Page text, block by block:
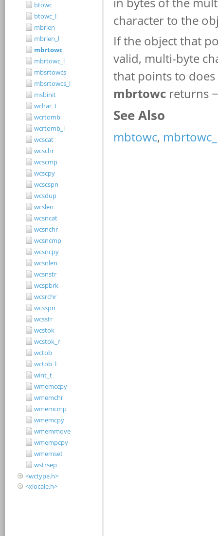
btowc
btowc_l
mbrlen
mbrlen_l
mbrtowc
mbrtowc_l
mbsrtowcs
mbsrtowcs_l
msbinit
wchar_t
wcrtomb
wcrtomb_l
wcscat
wcschr
wcscmp
wcscpy
wcscspn
wcsdup
wcslen
wcsncat
wcsnchr
wcsncmp
wcsncpy
wcsnlen
wcsnstr
wcspbrk
wcsrchr
wcsspn
wcsstr
wcstok
wcstok_r
wctob
wctob_l
wint_t
wmemccpy
wmemchr
wmemcmp
wmemcpy
wmemmove
wmempcpy
wmemset
wstrsep
<wctype.h>
<xlocale.h>